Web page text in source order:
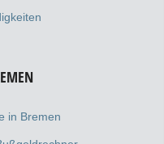
in Bremen